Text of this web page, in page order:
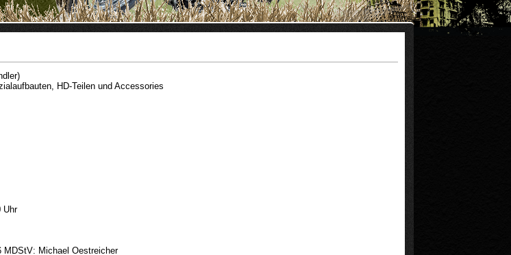
HD-Teilen und Accessories
Uhr
MDStV: Michael Oestreicher